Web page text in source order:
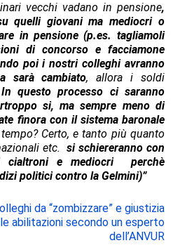
vecchi vadano in pensione,
quelli giovani ma mediocri o
in pensione (p.es. tagliamoli
di concorso e facciamone
poi i nostri colleghi avranno
sarà cambiato, allora i soldi
In questo processo ci saranno
si, ma sempre meno di
finora con il sistema baronale
Certo, e tanto più quanto
etc.si schiereranno con
cialtroni e mediocri perchè
politici contro la Gelmini)”
da “zombizzare” e giustizia
abilitazioni secondo un esperto
dell’ANVUR